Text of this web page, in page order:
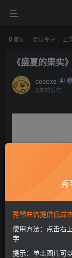
首页 会员专享 正
《盛夏的果实
cocoxs
3年前发布
秀
秀琴曲谱提供低成
使用方法：点击右
字
提示：单击图片可